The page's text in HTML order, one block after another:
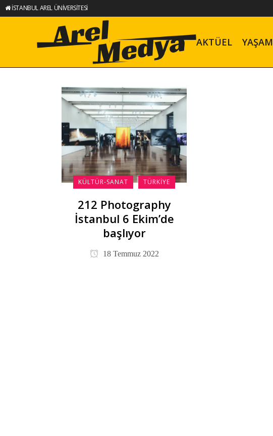
İSTANBUL AREL ÜNİVERSİTESİ
AKTÜEL YAŞAM
KÜLTÜR-SANAT TÜRKIYE
212 Photography
İstanbul 6 Ekim’de
başlıyor
18 Temmuz 2022